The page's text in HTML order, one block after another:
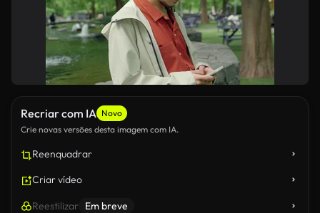
Recriar com IA Novo
Crie novas versões desta imagem com IA.
Reenquadrar
Criar vídeo
Reestilizar Em breve